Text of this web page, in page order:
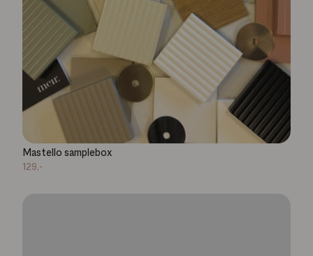
Mastello samplebox
129,-